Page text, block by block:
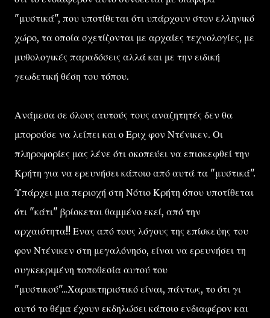
"μυστικά", που υποτίθεται ότι υπάρχουν στον ελληνικό
χώρο, τα οποία σχετίζονται με αρχαίες τεχνολογίες, με
μυθολογικές παραδόσεις αλλά και με την ειδική
γεωδετική θέση του τόπου.
Ανάμεσα σε όλους αυτούς τους αναζητητές δεν θα
μπορούσε να λείπει και ο Εριχ φον Ντένικεν. Οι
πληροφορίες μας λένε ότι σκοπεύει να επισκεφθεί την
Κρήτη για να ερευνήσει κάποιο από αυτά τα "μυστικά".
Υπάρχει μια περιοχή στη Νότιο Κρήτη όπου υποτίθεται
ότι "κάτι" βρίσκεται θαμμένο εκεί, από την
αρχαιότητα!! Ενας από τους λόγους της επίσκεψης του
φον Ντένικεν στη μεγαλόνησο, είναι να ερευνήσει τη
συγκεκριμένη τοποθεσία αυτού του
"μυστικού"...Χαρακτηριστικό είναι, πάντως, το ότι γι
αυτό το θέμα έχουν εκδηλώσει κάποιο ενδιαφέρον και